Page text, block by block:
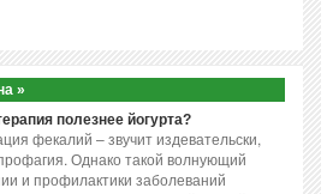
»
полезнее йогурта?
фекалий – звучит издевательски,
Однако такой волнующий
и профилактики заболеваний